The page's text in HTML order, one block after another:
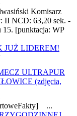
Komisarz
II NCD: 63,20 sek. -
[punktacja: WP
JUŻ LIDEREM!
ULTRAPUR
(zdjęcia,
] ...